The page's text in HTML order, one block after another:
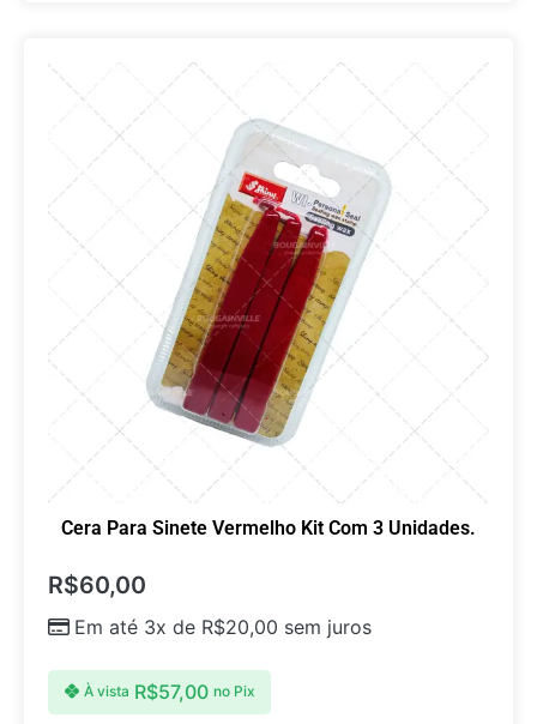
Cera Para Sinete Vermelho Kit Com 3 Unidades.
R$60,00
Em até 3x de R$20,00 sem juros
À vista R$57,00 no Pix